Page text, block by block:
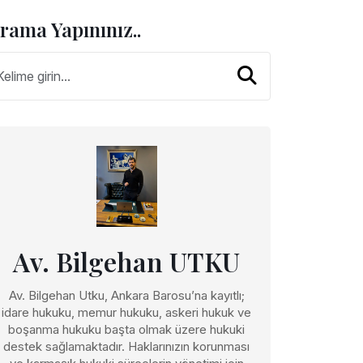
Yapınınız..
Av. Bilgehan UTKU
Av. Bilgehan Utku, Ankara Barosu’na kayıtlı;
idare hukuku, memur hukuku, askeri hukuk ve
boşanma hukuku başta olmak üzere hukuki
destek sağlamaktadır. Haklarınızın korunması